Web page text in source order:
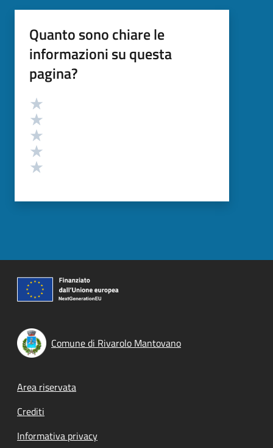
Quanto sono chiare le
informazioni su questa
pagina?
Valutazione
Comune di Rivarolo Mantovano
Footer menu
Area riservata
Crediti
Informativa privacy